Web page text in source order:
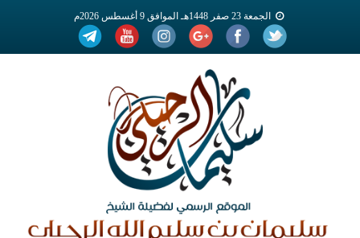
الجمعة 23 صفر 1448هـ الموافق 9 أغسطس 2026م